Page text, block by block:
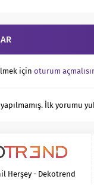
için oturum
İlk yorumu
Herşey - Dekotrend